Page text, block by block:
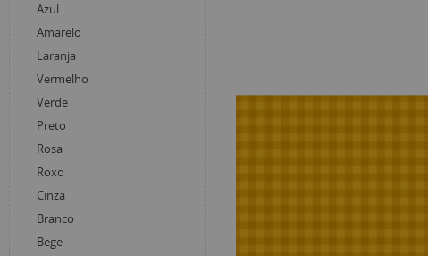
Azul
Amarelo
Laranja
Vermelho
Verde
Preto
Rosa
Roxo
Cinza
Branco
Bege